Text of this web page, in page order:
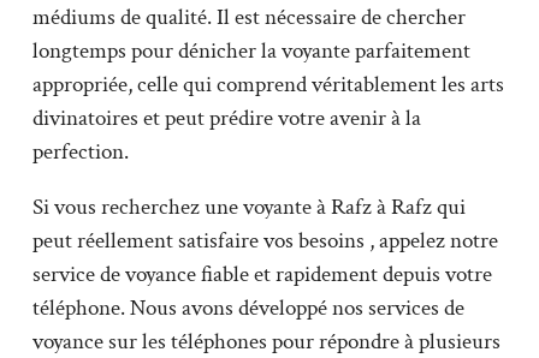
médiums de qualité. Il est nécessaire de chercher
longtemps pour dénicher la voyante parfaitement
appropriée, celle qui comprend véritablement les arts
divinatoires et peut prédire votre avenir à la
perfection.
Si vous recherchez une voyante à Rafz à Rafz qui
peut réellement satisfaire vos besoins , appelez notre
service de voyance fiable et rapidement depuis votre
téléphone. Nous avons développé nos services de
voyance sur les téléphones pour répondre à plusieurs